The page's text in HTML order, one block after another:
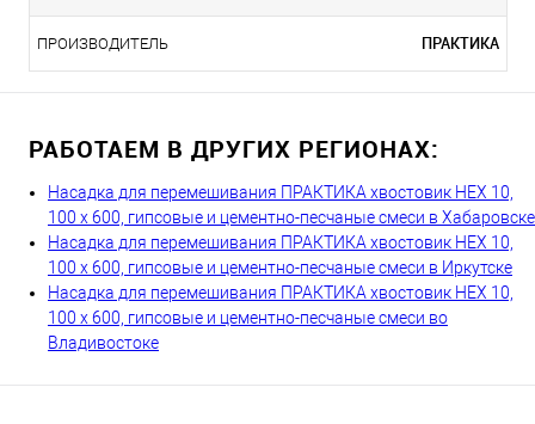
ПРОИЗВОДИТЕЛЬ ПРАКТИКА
РАБОТАЕМ В ДРУГИХ РЕГИОНАХ:
Насадка для перемешивания ПРАКТИКА хвостовик НЕХ 10,
100 х 600, гипсовые и цементно-песчаные смеси в Хабаровске
Насадка для перемешивания ПРАКТИКА хвостовик НЕХ 10,
100 х 600, гипсовые и цементно-песчаные смеси в Иркутске
Насадка для перемешивания ПРАКТИКА хвостовик НЕХ 10,
100 х 600, гипсовые и цементно-песчаные смеси во
Владивостоке